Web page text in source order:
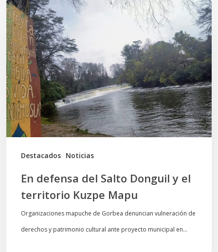
Destacados Noticias
En
defensa
del
Salto
Donguil
y
el
territorio
Kuzpe
Mapu
En defensa del Salto Donguil y el
territorio Kuzpe Mapu
Organizaciones mapuche de Gorbea denuncian vulneración de
derechos y patrimonio cultural ante proyecto municipal en…